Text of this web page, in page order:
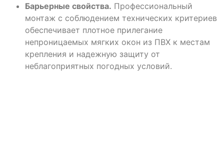
Барьерные свойства. Профессиональный
монтаж с соблюдением технических критериев
обеспечивает плотное прилегание
непроницаемых мягких окон из ПВХ к местам
крепления и надежную защиту от
неблагоприятных погодных условий.